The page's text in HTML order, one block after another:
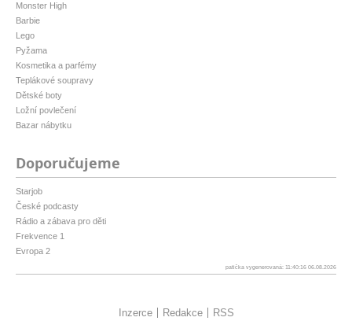
Monster High
Barbie
Lego
Pyžama
Kosmetika a parfémy
Teplákové soupravy
Dětské boty
Ložní povlečení
Bazar nábytku
Doporučujeme
Starjob
České podcasty
Rádio a zábava pro děti
Frekvence 1
Evropa 2
patička vygenerovaná: 11:40:16 06.08.2026
Inzerce Redakce RSS